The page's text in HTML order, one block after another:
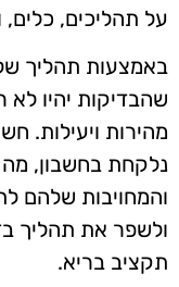
על תהליכים, כלים,
באמצעות תהליך
שהבדיקות יהיו לא
מהירות ויעילות.
נלקחת בחשבון,
והמחויבות שלהם
ולשפר את תהליך
תקציב בריא.